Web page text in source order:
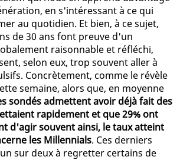
en s'intéressant à ce qui
au quotidien. Et bien, à ce sujet,
de 30 ans font preuve d'un
raisonnable et réfléchi,
selon eux, trop souvent aller à
Concrètement, comme le révèle
semaine, alors que, en moyenne
sondés admettent avoir déjà fait des
rapidement et que 29% ont
d'agir souvent ainsi, le taux atteint
les Millennials. Ces derniers
sur deux à regretter certains de